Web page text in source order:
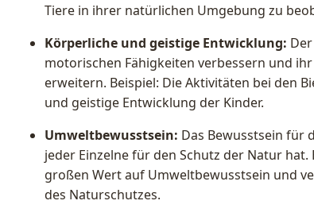
Tiere in ihrer natürlichen Umgebung zu
Körperliche und geistige Entwicklung:
motorischen Fähigkeiten verbessern und
erweitern. Beispiel: Die Aktivitäten bei den
und geistige Entwicklung der Kinder.
Umweltbewusstsein: Das Bewusstsein für
jeder Einzelne für den Schutz der Natur hat.
großen Wert auf Umweltbewusstsein und
des Naturschutzes.